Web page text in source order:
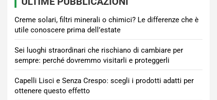
Creme solari, filtri minerali o chimici? Le differenze che è
utile conoscere prima dell’estate
Sei luoghi straordinari che rischiano di cambiare per
sempre: perché dovremmo visitarli e proteggerli
Capelli Lisci e Senza Crespo: scegli i prodotti adatti per
ottenere questo effetto